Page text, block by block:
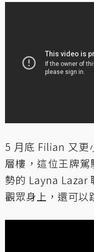
5 月底 Filian 又更
層樓，這位王牌
勢的 Layna Lazar
觀眾身上，還可以